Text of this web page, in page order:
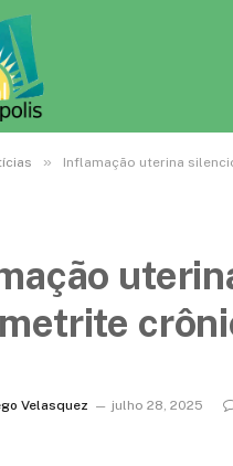
» Inflamação uterina
Velasquez julho 28, 2025